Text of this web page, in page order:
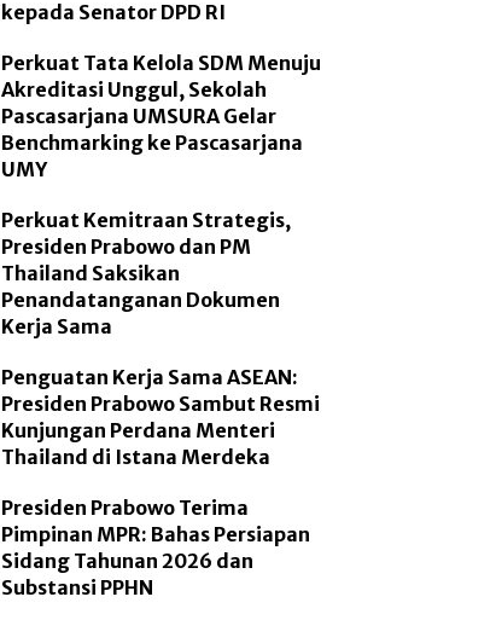
kepada Senator DPD RI
Perkuat Tata Kelola SDM Menuju
Akreditasi Unggul, Sekolah
Pascasarjana UMSURA Gelar
Benchmarking ke Pascasarjana
UMY
Perkuat Kemitraan Strategis,
Presiden Prabowo dan PM
Thailand Saksikan
Penandatanganan Dokumen
Kerja Sama
Penguatan Kerja Sama ASEAN:
Presiden Prabowo Sambut Resmi
Kunjungan Perdana Menteri
Thailand di Istana Merdeka
Presiden Prabowo Terima
Pimpinan MPR: Bahas Persiapan
Sidang Tahunan 2026 dan
Substansi PPHN